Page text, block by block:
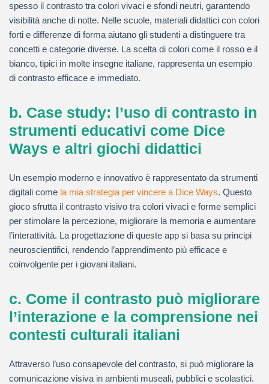
spesso il contrasto tra colori vivaci e sfondi neutri, garantendo
visibilità anche di notte. Nelle scuole, materiali didattici con colori
forti e differenze di forma aiutano gli studenti a distinguere tra
concetti e categorie diverse. La scelta di colori come il rosso e il
bianco, tipici in molte insegne italiane, rappresenta un esempio
di contrasto efficace e immediato.
b. Case study: l’uso di contrasto in
strumenti educativi come Dice
Ways e altri giochi didattici
Un esempio moderno e innovativo è rappresentato da strumenti
digitali come la mia strategia per vincere a Dice Ways. Questo
gioco sfrutta il contrasto visivo tra colori vivaci e forme semplici
per stimolare la percezione, migliorare la memoria e aumentare
l’interattività. La progettazione di queste app si basa su principi
neuroscientifici, rendendo l’apprendimento più efficace e
coinvolgente per i giovani italiani.
c. Come il contrasto può migliorare
l’interazione e la comprensione nei
contesti culturali italiani
Attraverso l’uso consapevole del contrasto, si può migliorare la
comunicazione visiva in ambienti museali, pubblici e scolastici.